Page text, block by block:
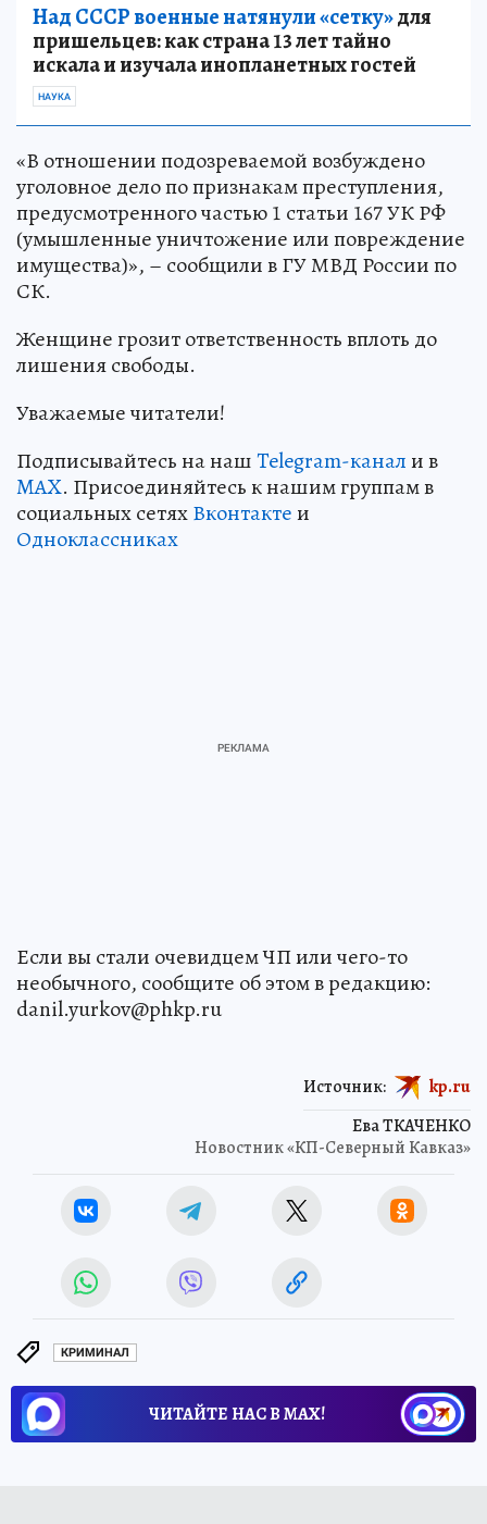
Над СССР военные натянули «сетку»для
пришельцев: как страна 13 лет тайно
искала и изучала инопланетных гостей
НАУКА
«В отношении подозреваемой возбуждено
уголовное дело по признакам преступления,
предусмотренного частью 1 статьи 167 УК РФ
(умышленные уничтожение или повреждение
имущества)», – сообщили в ГУ МВД России по
СК.
Женщине грозит ответственность вплоть до
лишения свободы.
Уважаемые читатели!
Подписывайтесь на нашTelegram-канали в
MAX. Присоединяйтесь к нашим группам в
социальных сетяхВконтактеи
Одноклассниках
Если вы стали очевидцем ЧП или чего-то
необычного, сообщите об этом в редакцию:
danil.yurkov@phkp.ru
Ева ТКАЧЕНКО
Новостник «КП-Северный Кавказ»
Источник: kp.ru
КРИМИНАЛ
ЧИТАЙТЕ НАС В МАХ!